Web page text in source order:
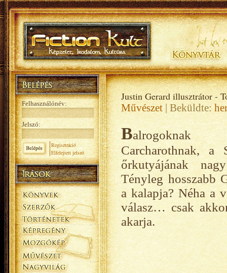
Felhasználónév:
Jelszó:
Regisztráció
Elfelejtett jelszó
Justin Gerard illusztrátor -
Művészet | Beküldte:
Balrogoknak
Carcharothnak, a
őrkutyájának
Tényleg hosszabb
a kalapja? Néha a
válasz… csak
akarja.